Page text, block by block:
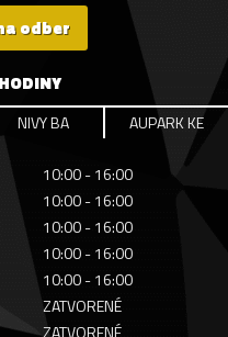
odber
NIVY BA AUPARK KE
10:00 - 16:00
10:00 - 16:00
10:00 - 16:00
10:00 - 16:00
10:00 - 16:00
ZATVORENÉ
ZATVORENÉ